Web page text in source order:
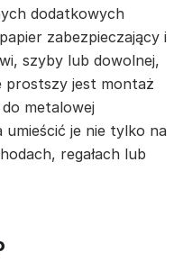
dodatkowych
zabezpieczający i
szyby lub dowolnej,
prostszy jest montaż
metalowej
je nie tylko na
regałach lub